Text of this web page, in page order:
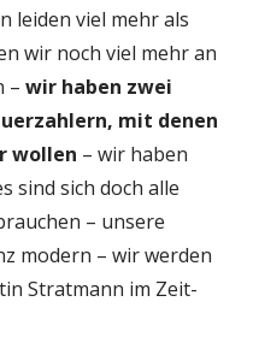
leiden viel mehr als
wir noch viel mehr an
– wir haben zwei
mit denen
wollen – wir haben
sind sich doch alle
– unsere
modern – wir werden
Stratmann im Zeit-